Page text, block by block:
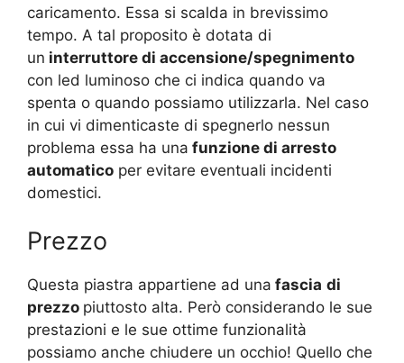
caricamento. Essa si scalda in brevissimo
tempo. A tal proposito è dotata di
un interruttore di accensione/spegnimento
con led luminoso che ci indica quando va
spenta o quando possiamo utilizzarla. Nel caso
in cui vi dimenticaste di spegnerlo nessun
problema essa ha una funzione di arresto
automatico per evitare eventuali incidenti
domestici.
Prezzo
Questa piastra appartiene ad una fascia di
prezzo piuttosto alta. Però considerando le sue
prestazioni e le sue ottime funzionalità
possiamo anche chiudere un occhio! Quello che